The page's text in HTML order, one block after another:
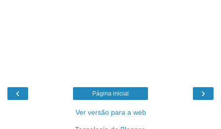
‹ ›
Página inicial
Ver versão para a web